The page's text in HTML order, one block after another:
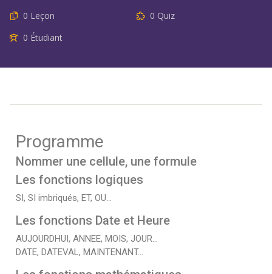
0 Leçon
0 Quiz
0 Étudiant
Programme
Nommer une cellule, une formule
Les fonctions logiques
SI, SI imbriqués, ET, OU…
Les fonctions Date et Heure
AUJOURDHUI, ANNEE, MOIS, JOUR…
DATE, DATEVAL, MAINTENANT…